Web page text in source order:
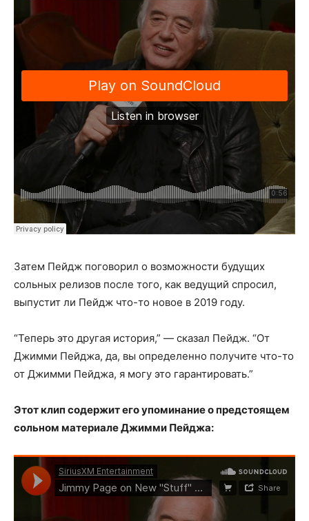
Затем Пейдж поговорил о возможности будущих
сольных релизов после того, как ведущий спросил,
выпустит ли Пейдж что-то новое в 2019 году.
“Теперь это другая история,” — сказал Пейдж. “От
Джимми Пейджа, да, вы определенно получите что-то
от Джимми Пейджа, я могу это гарантировать.”
Этот клип содержит его упоминание о предстоящем
сольном материале Джимми Пейджа: